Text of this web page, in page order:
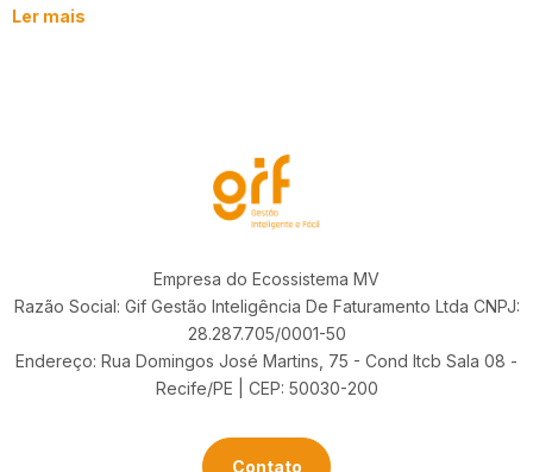
Ler mais
Empresa do Ecossistema MV
Razão Social: Gif Gestão Inteligência De Faturamento Ltda CNPJ:
28.287.705/0001-50
Endereço: Rua Domingos José Martins, 75 - Cond Itcb Sala 08 -
Recife/PE | CEP: 50030-200
Contato